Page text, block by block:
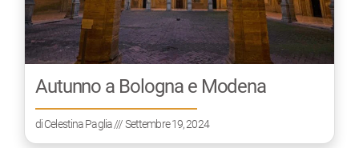
Autunno a Bologna e Modena
diCelestina Paglia/// Settembre 19, 2024